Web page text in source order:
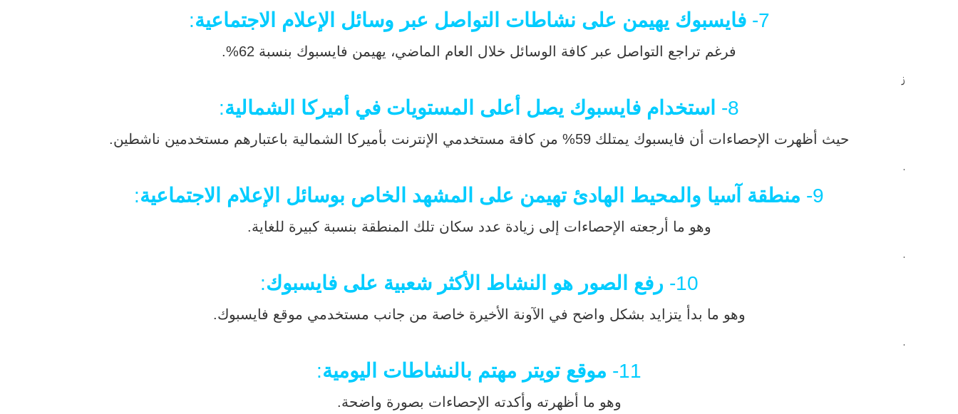
7- فايسبوك يهيمن على نشاطات التواصل عبر وسائل الإعلام الاجتماعية:
فرغم تراجع التواصل عبر كافة الوسائل خلال العام الماضي، يهيمن فايسبوك بنسبة 62%.
ز
8- استخدام فايسبوك يصل أعلى المستويات في أميركا الشمالية:
حيث أظهرت الإحصاءات أن فايسبوك يمتلك 59% من كافة مستخدمي الإنترنت بأميركا الشمالية باعتبارهم مستخدمين ناشطين.
.
9- منطقة آسيا والمحيط الهادئ تهيمن على المشهد الخاص بوسائل الإعلام الاجتماعية:
وهو ما أرجعته الإحصاءات إلى زيادة عدد سكان تلك المنطقة بنسبة كبيرة للغاية.
.
10- رفع الصور هو النشاط الأكثر شعبية على فايسبوك:
وهو ما بدأ يتزايد بشكل واضح في الآونة الأخيرة خاصة من جانب مستخدمي موقع فايسبوك.
.
11- موقع تويتر مهتم بالنشاطات اليومية:
وهو ما أظهرته وأكدته الإحصاءات بصورة واضحة.